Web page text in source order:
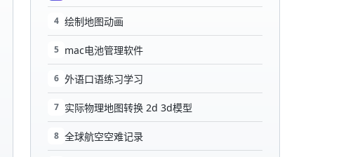
4 绘制地图动画
5 mac电池管理软件
6 外语口语练习学习
7 实际物理地图转换 2d 3d模型
8 全球航空空难记录